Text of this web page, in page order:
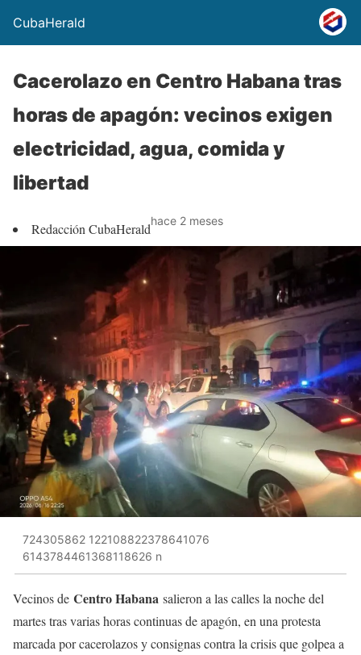
CubaHerald
Cacerolazo en Centro Habana tras
horas de apagón: vecinos exigen
electricidad, agua, comida y
libertad
Redacción CubaHeraldhace 2 meses
724305862 122108822378641076
6143784461368118626 n
Vecinos de Centro Habana salieron a las calles la noche del
martes tras varias horas continuas de apagón, en una protesta
marcada por cacerolazos y consignas contra la crisis que golpea a